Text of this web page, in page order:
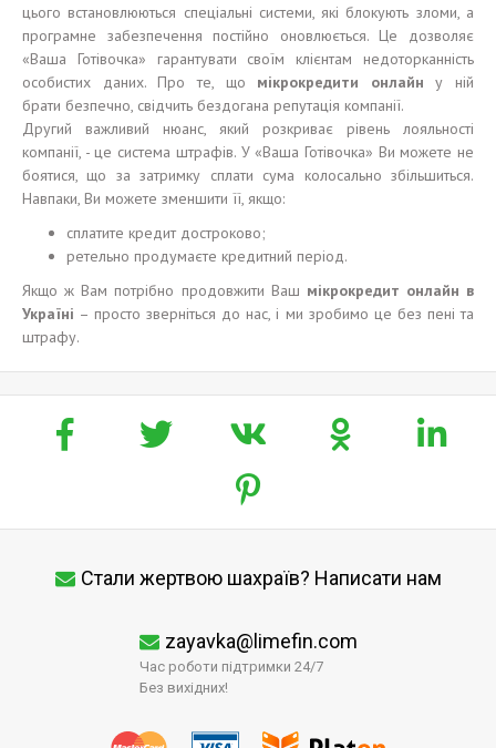
цього встановлюються спеціальні системи, які блокують зломи, а
програмне забезпечення постійно оновлюється. Це дозволяє
«Ваша Готівочка» гарантувати своїм клієнтам недоторканність
особистих даних. Про те, що мікрокредити онлайн у ній
брати безпечно, свідчить бездогана репутація компанії.
Другий важливий нюанс, який розкриває рівень лояльності
компанії, - це система штрафів. У «Ваша Готівочка» Ви можете не
боятися, що за затримку сплати сума колосально збільшиться.
Навпаки, Ви можете зменшити її, якщо:
сплатите кредит достроково;
ретельно продумаєте кредитний період.
Якщо ж Вам потрібно продовжити Ваш мікрокредит онлайн в
Україні – просто зверніться до нас, і ми зробимо це без пені та
штрафу.
Стали жертвою шахраїв? Написати нам
zayavka@limefin.com
Час роботи підтримки 24/7
Без вихідних!